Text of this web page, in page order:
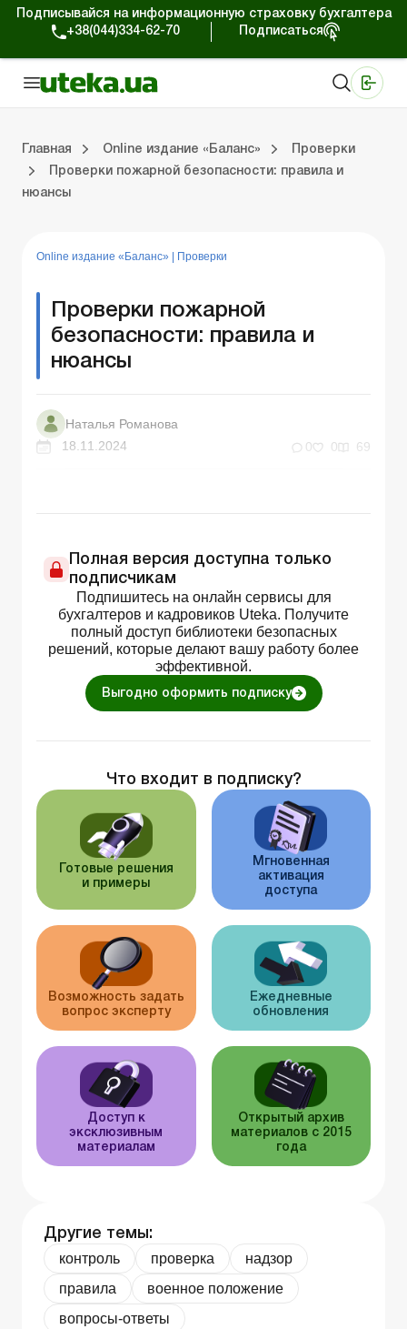
Подписывайся на информационную страховку бухгалтера
+38(044)334-62-70
Подписаться
Главная Online издание «Баланс»
Проверки
Проверки пожарной безопасности: правила и
нюансы
Online издание «Баланс» Проверки
Проверки пожарной
безопасности: правила и
нюансы
Наталья Романова
18.11.2024
0 0 69
Полная версия доступна только
подписчикам
Подпишитесь на онлайн сервисы для
бухгалтеров и кадровиков Uteka. Получите
полный доступ библиотеки безопасных
решений, которые делают вашу работу более
эффективной.
Выгодно оформить подписку
Что входит в подписку?
Готовые решения
и примеры
Мгновенная
активация
доступа
Возможность задать
вопрос эксперту
Ежедневные
обновления
Доступ к
эксклюзивным
материалам
Открытый архив
материалов с 2015
года
Другие темы:
контроль проверка
надзор
правила
военное положение
вопросы-ответы